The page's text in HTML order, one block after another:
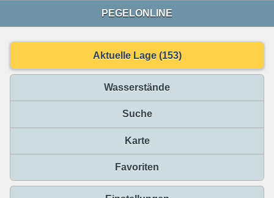
PEGELONLINE
Aktuelle Lage (153)
Wasserstände
Suche
Karte
Favoriten